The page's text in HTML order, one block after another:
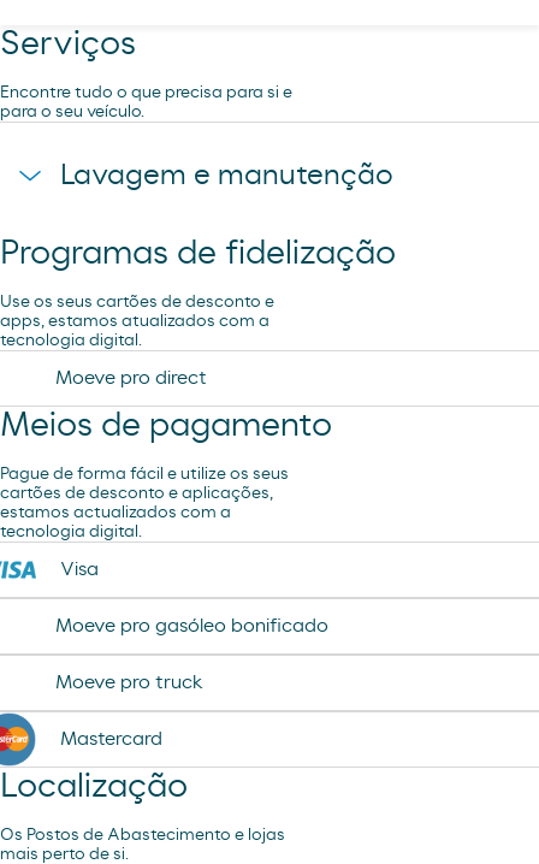
Serviços
Encontre tudo o que precisa para si e
para o seu veículo.
Lavagem e manutenção
Lavagem Manual – Jet Wash
Programas de fidelização
Use os seus cartões de desconto e
apps, estamos atualizados com a
tecnologia digital.
Moeve pro direct
Meios de pagamento
Pague de forma fácil e utilize os seus
cartões de desconto e aplicações,
estamos actualizados com a
tecnologia digital.
Visa
Moeve pro gasóleo bonificado
Moeve pro truck
Mastercard
Localização
Os Postos de Abastecimento e lojas
mais perto de si.